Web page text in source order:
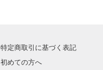
特定商取引に基づく表記
初めての方へ